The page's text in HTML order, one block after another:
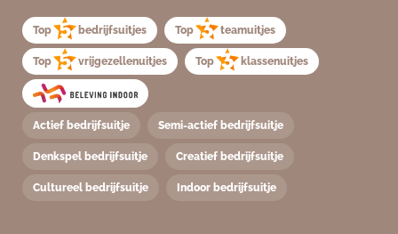
Top bedrijfsuitjes Top teamuitjes
Top vrijgezellenuitjes Top klassenuitjes
Actief bedrijfsuitje Semi-actief bedrijfsuitje
Denkspel bedrijfsuitje Creatief bedrijfsuitje
Cultureel bedrijfsuitje Indoor bedrijfsuitje